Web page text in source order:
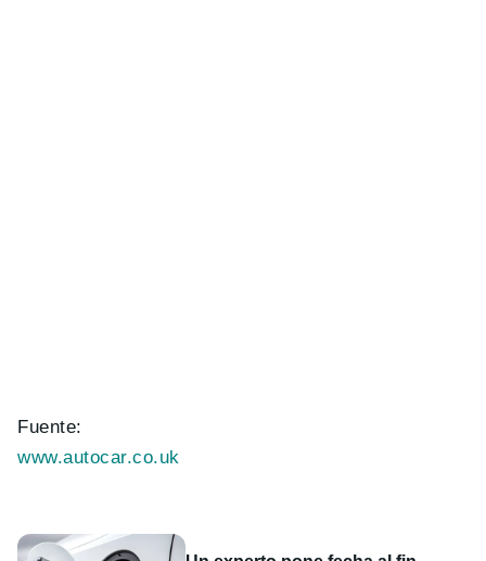
Fuente:
www.autocar.co.uk